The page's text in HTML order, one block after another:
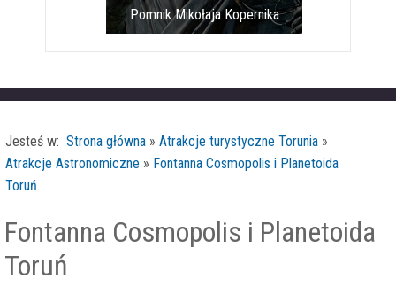
Toruński gotyk na dotyk
Jesteś w: Strona główna » Atrakcje turystyczne Torunia »
Atrakcje Astronomiczne » Fontanna Cosmopolis i Planetoida
Toruń
Fontanna Cosmopolis i Planetoida
Toruń